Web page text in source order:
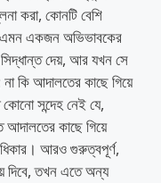
করা, কোনটি বেশি
এমন একজন অভিভাবকের
সিদ্ধান্ত দেয়, আর যখন সে
না কি আদালতের কাছে গিয়ে
সন্দেহ নেই যে,
আদালতের কাছে গিয়ে
আরও গুরুত্বপূর্ণ,
দিবে, তখন এতে অন্য